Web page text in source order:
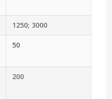
1250; 3000
50
200